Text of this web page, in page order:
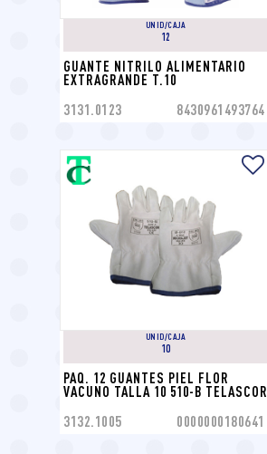
UNID/CAJA
12
GUANTE NITRILO ALIMENTARIO
EXTRAGRANDE T.10
3131.0123 8430961493764
UNID/CAJA
10
PAQ. 12 GUANTES PIEL FLOR
VACUNO TALLA 10 510-B TELASCOR
3132.1005 0000000180641